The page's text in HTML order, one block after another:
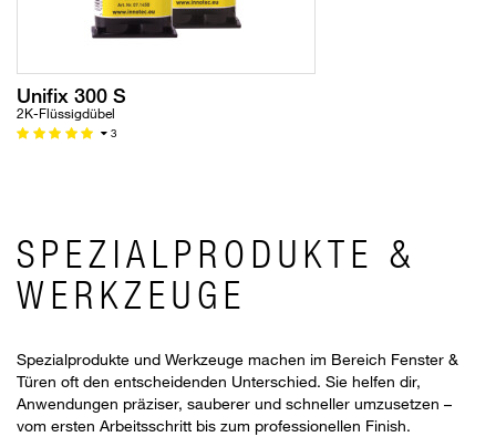
Unifix 300 S
2K-Flüssigdübel
3
SPEZIALPRODUKTE &
WERKZEUGE
Spezialprodukte und Werkzeuge machen im Bereich Fenster &
Türen oft den entscheidenden Unterschied. Sie helfen dir,
Anwendungen präziser, sauberer und schneller umzusetzen –
vom ersten Arbeitsschritt bis zum professionellen Finish.